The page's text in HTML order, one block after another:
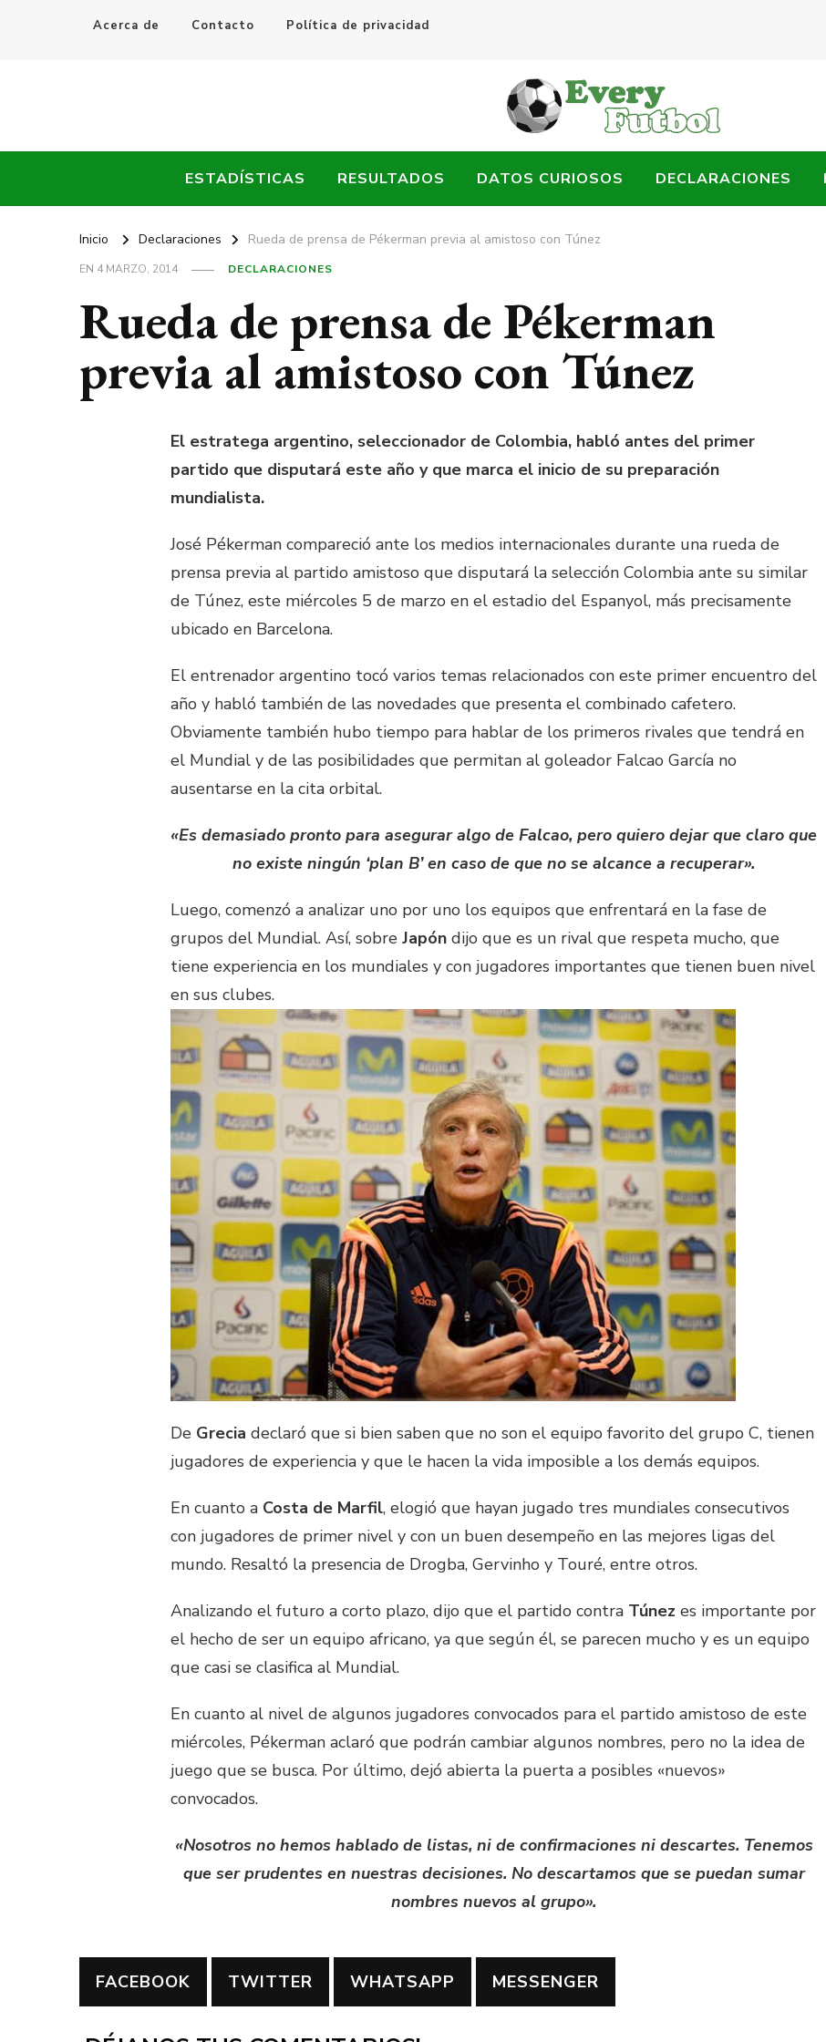
Acerca de Contacto Política de privacidad
Every Fútbol
ESTADÍSTICAS RESULTADOS DATOS CURIOSOS DECLARACIONES
Inicio Declaraciones Rueda de prensa de Pékerman previa al amistoso con Túnez
EN 4 MARZO, 2014 DECLARACIONES
Rueda de prensa de Pékerman
previa al amistoso con Túnez
El estratega argentino, seleccionador de Colombia, habló antes del primer
partido que disputará este año y que marca el inicio de su preparación
mundialista.
José Pékerman compareció ante los medios internacionales durante una rueda de
prensa previa al partido amistoso que disputará la selección Colombia ante su similar
de Túnez, este miércoles 5 de marzo en el estadio del Espanyol, más precisamente
ubicado en Barcelona.
El entrenador argentino tocó varios temas relacionados con este primer encuentro del
año y habló también de las novedades que presenta el combinado cafetero.
Obviamente también hubo tiempo para hablar de los primeros rivales que tendrá en
el Mundial y de las posibilidades que permitan al goleador Falcao García no
ausentarse en la cita orbital.
«Es demasiado pronto para asegurar algo de Falcao, pero quiero dejar que claro que
no existe ningún ‘plan B’ en caso de que no se alcance a recuperar».
Luego, comenzó a analizar uno por uno los equipos que enfrentará en la fase de
grupos del Mundial. Así, sobre Japón dijo que es un rival que respeta mucho, que
tiene experiencia en los mundiales y con jugadores importantes que tienen buen nivel
en sus clubes.
De Grecia declaró que si bien saben que no son el equipo favorito del grupo C, tienen
jugadores de experiencia y que le hacen la vida imposible a los demás equipos.
En cuanto a Costa de Marfil, elogió que hayan jugado tres mundiales consecutivos
con jugadores de primer nivel y con un buen desempeño en las mejores ligas del
mundo. Resaltó la presencia de Drogba, Gervinho y Touré, entre otros.
Analizando el futuro a corto plazo, dijo que el partido contra Túnez es importante por
el hecho de ser un equipo africano, ya que según él, se parecen mucho y es un equipo
que casi se clasifica al Mundial.
En cuanto al nivel de algunos jugadores convocados para el partido amistoso de este
miércoles, Pékerman aclaró que podrán cambiar algunos nombres, pero no la idea de
juego que se busca. Por último, dejó abierta la puerta a posibles «nuevos»
convocados.
«Nosotros no hemos hablado de listas, ni de confirmaciones ni descartes. Tenemos
que ser prudentes en nuestras decisiones. No descartamos que se puedan sumar
nombres nuevos al grupo».
FACEBOOK TWITTER WHATSAPP MESSENGER